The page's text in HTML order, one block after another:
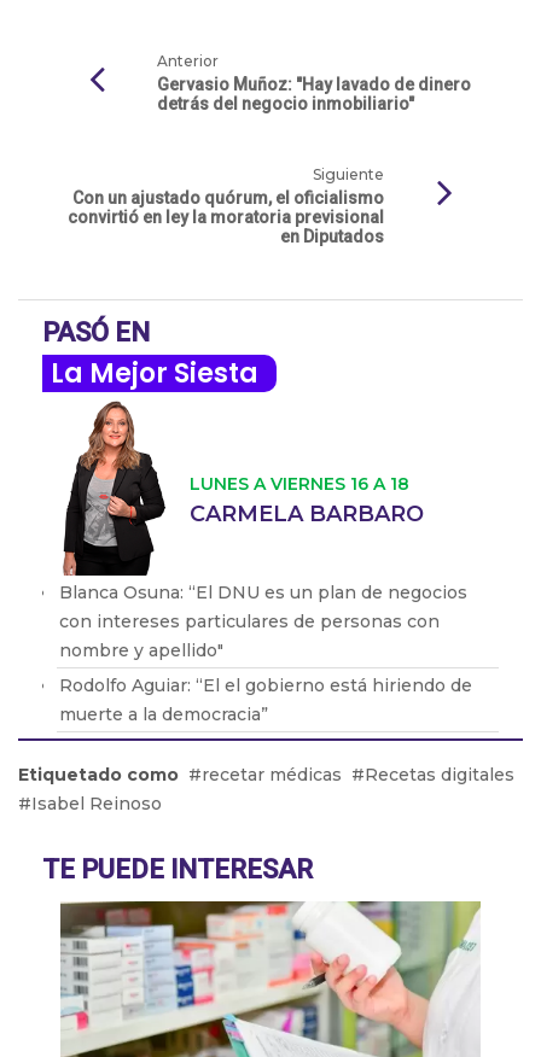
Anterior
Gervasio Muñoz: "Hay lavado de dinero
detrás del negocio inmobiliario"
Siguiente
Con un ajustado quórum, el oficialismo
convirtió en ley la moratoria previsional
en Diputados
PASÓ EN
La Mejor Siesta
LUNES A VIERNES 16 A 18
CARMELA BARBARO
Blanca Osuna: “El DNU es un plan de negocios
con intereses particulares de personas con
nombre y apellido"
Rodolfo Aguiar: “El el gobierno está hiriendo de
muerte a la democracia”
de este orden. Es la desmesura de una dictadura"
Eduardo Valdés: "No es casual que llegue Bullrich
Rubén Sajém: "Es un DNU que beneficia a los
grandes grupos farmacéuticos"
Etiquetado como recetar médicas
Recetas digitales
Isabel Reinoso
TE PUEDE INTERESAR